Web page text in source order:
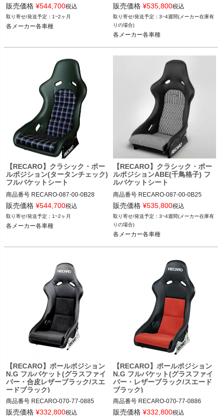
RECARO-087.00.0B26
087-00-0B26
販売価格 ¥544,700税込
1~2ヶ月
各メーカー各車種
RECARO-087.00.0B27
087-00-0B26
12VIVID"087.00.0B26"
販売価格 ¥535,800税込
3~4週間(メーカー在庫有
りの場合)
各メーカー各車種
【RECARO】クラシック・ポー
ルポジション(タータンチェック)
フルバケットシート
商品番号 RECARO-087-00-0B28
RECARO-087.00.0B28
087-00-0B28
販売価格 ¥544,700税込
1~2ヶ月
各メーカー各車種
【RECARO】クラシック・ポー
ルポジションABE(千鳥格子) フ
ルバケットシート
商品番号 RECARO-087-00-0B25
RECARO-087.00.0B25
087-00-0B25
12VIVID"087.00.0B25"
販売価格 ¥535,800税込
3~4週間(メーカー在庫有
りの場合)
各メーカー各車種
【RECARO】ポールポジション
N.G フルバケット(グラスファイ
バー・合皮レザーブラック/スエ
ードブラック)
商品番号 RECARO-070-77-0885
RECARO-070_77_0885
販売価格 ¥332,800税込
【RECARO】ポールポジション
N.G フルバケット(グラスファイ
バー・レザーブラック/スエード
ブラック)
商品番号 RECARO-070-77-0886
RECARO-070_77_0886
販売価格 ¥332,800税込